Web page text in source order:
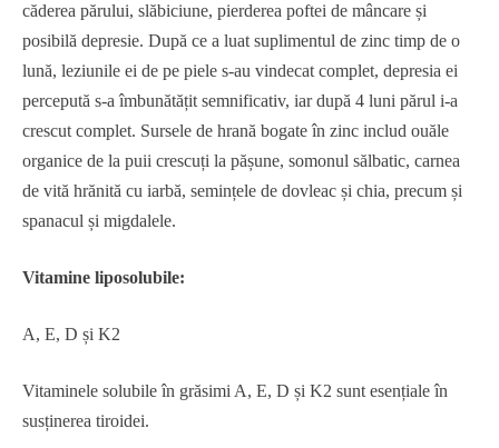
căderea părului, slăbiciune, pierderea poftei de mâncare și
posibilă depresie. După ce a luat suplimentul de zinc timp de o
lună, leziunile ei de pe piele s-au vindecat complet, depresia ei
percepută s-a îmbunătățit semnificativ, iar după 4 luni părul i-a
crescut complet. Sursele de hrană bogate în zinc includ ouăle
organice de la puii crescuți la pășune, somonul sălbatic, carnea
de vită hrănită cu iarbă, semințele de dovleac și chia, precum și
spanacul și migdalele.
Vitamine liposolubile:
A, E, D și K2
Vitaminele solubile în grăsimi A, E, D și K2 sunt esențiale în
susținerea tiroidei.